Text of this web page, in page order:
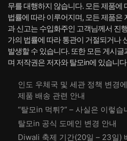
무를 대행하지 않습니다. 모든 제품에
법률에 따라 이루어지며, 모든 제품은
과 신고는 수입화주인 고객님께서 진
가의 법률에 따라 통관이 거절되거나
발생할 수 있습니다. 또한 모든 게시
며 저작권은 저자와 탈모in에 있습니
인도 우체국 및 세관 정책 변경
제품 배송 관련 안내
“탈모in 먹튀?” – 사실은 이렇습
탈모in 공식 도메인 변경 안내
Diwali 축제 기간(20일 – 23일)